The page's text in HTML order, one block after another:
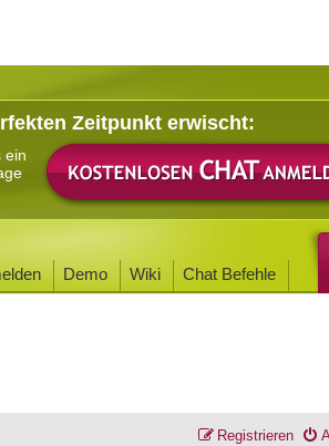
Zeitpunkt erwischt:
ein
Demo Wiki Chat Befehle
Registrieren